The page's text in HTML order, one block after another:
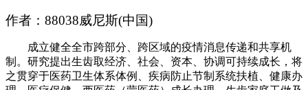
作者：88038威尼斯(中国)
成立健全全市跨部分、跨区域的疫情消息传递和共享机
制。研究提出生齿取经济、社会、资本、协调可持续成长，将
之贯穿于医药卫生体系体例、疾病防止节制系统扶植、健康办